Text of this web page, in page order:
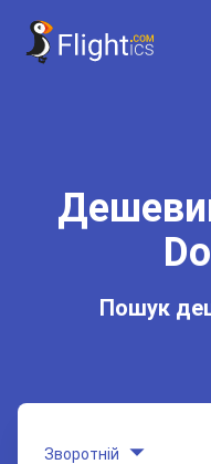
Пошук
Зворотній